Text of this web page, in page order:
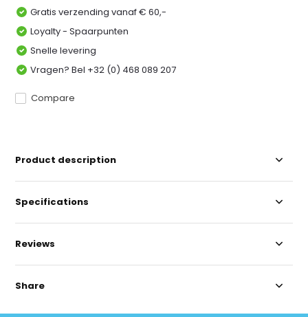
Gratis verzending vanaf € 60,-
Loyalty - Spaarpunten
Snelle levering
Vragen? Bel +32 (0) 468 089 207
Compare
Product description
Specifications
Reviews
Share